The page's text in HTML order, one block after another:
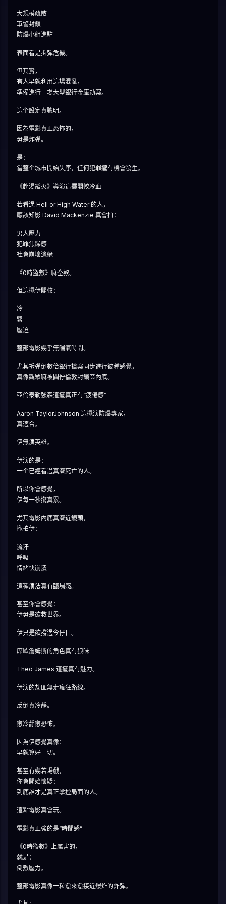
大規模疏散
軍警封鎖
防爆小組進駐
表面看是拆彈危機。
但其實，
有人早就利用這場混亂，
準備進行一場大型銀行金庫劫案。
這个設定真聰明。
因為電影真正恐怖的，
毋是炸彈。
是：
當整个城市開始失序，任何犯罪攏有機會發生。
《赴湯蹈火》導演這擺閣較冷血
若看過 Hell or High Water 的人，
應該知影 David Mackenzie 真會拍：
男人壓力
犯罪焦躁感
社會崩壞邊緣
《0時盜數》嘛仝款。
但這擺伊閣較：
冷
緊
壓迫
整部電影幾乎無喘氣時間。
尤其拆彈倒數佮銀行搶案同步進行彼種感覺，
真像觀眾嘛被關佇倫敦封鎖區內底。
亞倫泰勒強森這擺真正有“疲倦感”
Aaron TaylorJohnson 這擺演防爆專家，
真適合。
伊無演英雄。
伊演的是：
一个已經看過真濟死亡的人。
所以你會感覺，
伊每一秒攏真累。
尤其電影內底真濟近鏡頭，
攏拍伊：
流汗
呼吸
情緒快崩潰
這種演法真有臨場感。
甚至你會感覺：
伊毋是欲救世界。
伊只是欲撐過今仔日。
席歐詹姆斯的角色真有狼味
Theo James 這擺真有魅力。
伊演的劫匪無走瘋狂路線。
反倒真冷靜。
愈冷靜愈恐怖。
因為伊感覺真像：
早就算好一切。
甚至有幾若場戲，
你會開始懷疑：
到底誰才是真正掌控局面的人。
這點電影真會玩。
電影真正強的是“時間感”
《0時盜數》上厲害的，
就是：
倒數壓力。
整部電影真像一粒愈來愈接近爆炸的炸彈。